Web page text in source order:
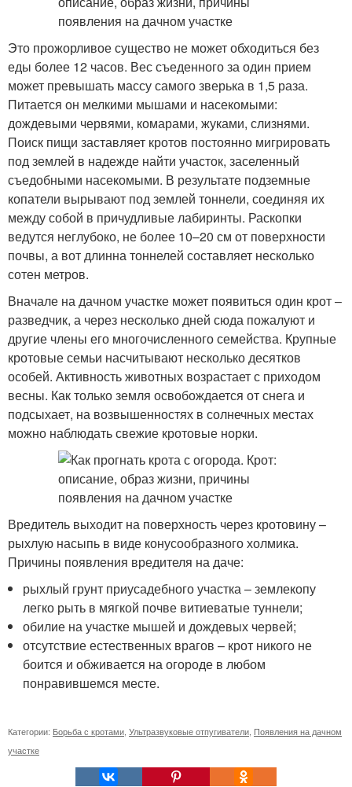
Это прожорливое существо не может обходиться без
еды более 12 часов. Вес съеденного за один прием
может превышать массу самого зверька в 1,5 раза.
Питается он мелкими мышами и насекомыми:
дождевыми червями, комарами, жуками, слизнями.
Поиск пищи заставляет кротов постоянно мигрировать
под землей в надежде найти участок, заселенный
съедобными насекомыми. В результате подземные
копатели вырывают под землей тоннели, соединяя их
между собой в причудливые лабиринты. Раскопки
ведутся неглубоко, не более 10–20 см от поверхности
почвы, а вот длинна тоннелей составляет несколько
сотен метров.
Вначале на дачном участке может появиться один крот –
разведчик, а через несколько дней сюда пожалуют и
другие члены его многочисленного семейства. Крупные
кротовые семьи насчитывают несколько десятков
особей. Активность животных возрастает с приходом
весны. Как только земля освобождается от снега и
подсыхает, на возвышенностях в солнечных местах
можно наблюдать свежие кротовые норки.
Вредитель выходит на поверхность через кротовину –
рыхлую насыпь в виде конусообразного холмика.
Причины появления вредителя на даче:
рыхлый грунт приусадебного участка – землекопу
легко рыть в мягкой почве витиеватые туннели;
обилие на участке мышей и дождевых червей;
отсутствие естественных врагов – крот никого не
боится и обживается на огороде в любом
понравившемся месте.
Категории: Борьба с кротами Ультразвуковые отпугиватели Появления на дачном
участке